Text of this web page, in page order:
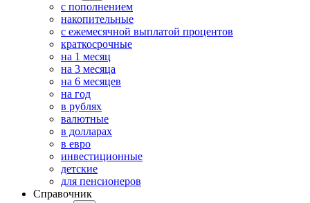
с пополнением
накопительные
с ежемесячной выплатой процентов
краткосрочные
на 1 месяц
на 3 месяца
на 6 месяцев
на год
в рублях
валютные
в долларах
в евро
инвестиционные
детские
для пенсионеров
Справочник